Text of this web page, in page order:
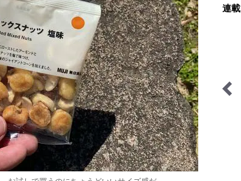
連載
低山小道具＆技術研究所
里山アドベンチャー！ソト
アソ日和